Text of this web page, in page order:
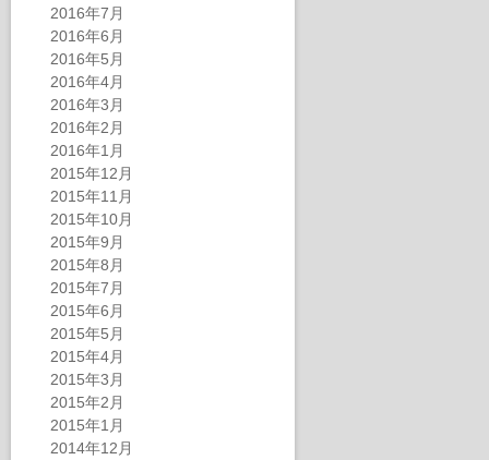
2016年7月
2016年6月
2016年5月
2016年4月
2016年3月
2016年2月
2016年1月
2015年12月
2015年11月
2015年10月
2015年9月
2015年8月
2015年7月
2015年6月
2015年5月
2015年4月
2015年3月
2015年2月
2015年1月
2014年12月